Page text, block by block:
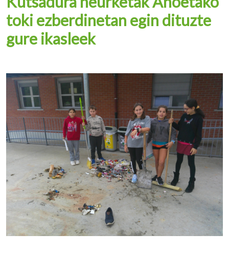
toki ezberdinetan egin dituzte
gure ikasleek